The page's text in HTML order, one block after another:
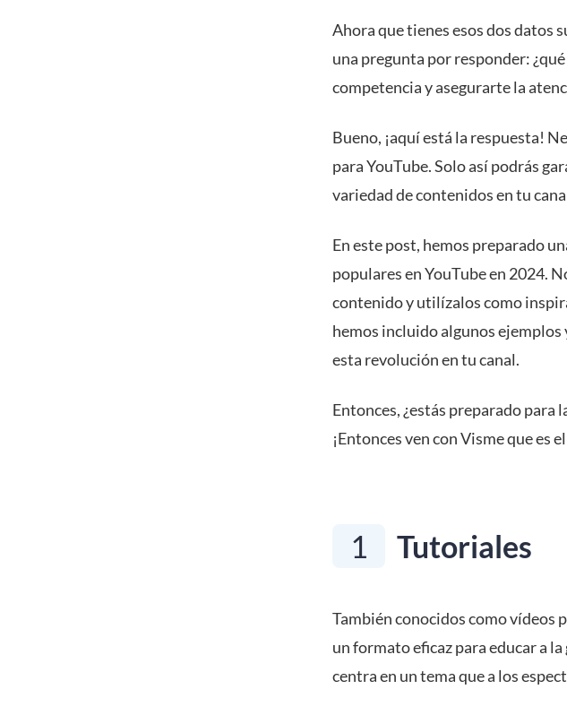
Ahora que tienes esos dos datos
una pregunta por responder:
competencia y asegurarte la
Bueno, ¡aquí está la respuesta!
para YouTube. Solo así podrás
variedad de contenidos en tu
En este post, hemos preparado
populares en YouTube en 2024.
contenido y utilízalos como
hemos incluido algunos
esta revolución en tu canal.
Entonces, ¿estás preparado para
¡Entonces ven con Visme que es
1 Tutoriales
También conocidos como vídeos
un formato eficaz para educar a
centra en un tema que a los